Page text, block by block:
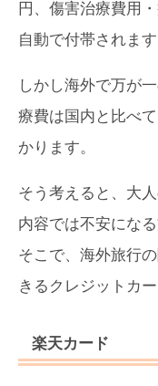
円、傷害治療費用
自動で付帯されます
しかし海外で万が
療費は国内と比べ
かります。
そう考えると、大
内容では不安にな
そこで、海外旅行
きるクレジットカ
楽天カード